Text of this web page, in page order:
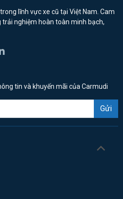
lĩnh vực xe cũ tại Việt Nam. Cam
trải nghiệm hoàn toàn minh bạch,
tin và khuyến mãi của Carmudi
Gửi